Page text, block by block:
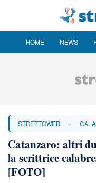
HOME NEWS
STRETTOWEB »
Catanzaro: altri
la scrittrice
[FOTO]